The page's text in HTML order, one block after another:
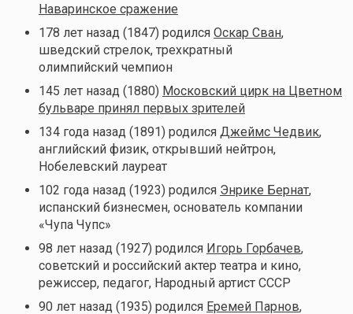
Наваринское сражение
178 лет назад (1847) родился Оскар Сван,
шведский стрелок, трехкратный
олимпийский чемпион
145 лет назад (1880) Московский цирк на Цветном
бульваре принял первых зрителей
134 года назад (1891) родился Джеймс Чедвик,
английский физик, открывший нейтрон,
Нобелевский лауреат
102 года назад (1923) родился Энрике Бернат,
испанский бизнесмен, основатель компании
«Чупа Чупс»
98 лет назад (1927) родился Игорь Горбачев,
советский и российский актер театра и кино,
режиссер, педагог, Народный артист СССР
90 лет назад (1935) родился Еремей Парнов,